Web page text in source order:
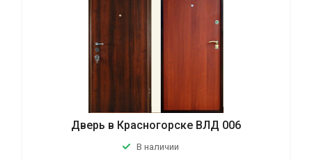
Дверь в Красногорске ВЛД 006
В наличии